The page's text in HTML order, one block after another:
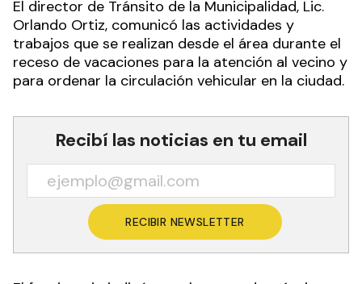
El director de Tránsito de la Municipalidad, Lic.
Orlando Ortiz, comunicó las actividades y
trabajos que se realizan desde el área durante el
receso de vacaciones para la atención al vecino y
para ordenar la circulación vehicular en la ciudad.
Recibí las noticias en tu email
RECIBIR NEWSLETTER